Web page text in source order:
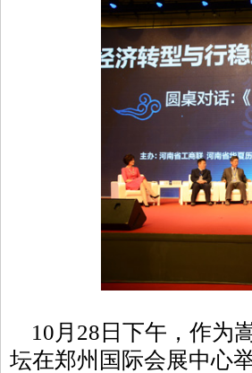
10月28日下午，作为
坛在郑州国际会展中心